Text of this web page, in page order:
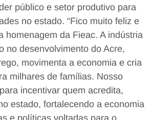
público e setor produtivo para
no estado. “Fico muito feliz e
homenagem da Fieac. A indústria
no desenvolvimento do Acre,
movimenta a economia e cria
milhares de famílias. Nosso
incentivar quem acredita,
estado, fortalecendo a economia
e políticas voltadas para o